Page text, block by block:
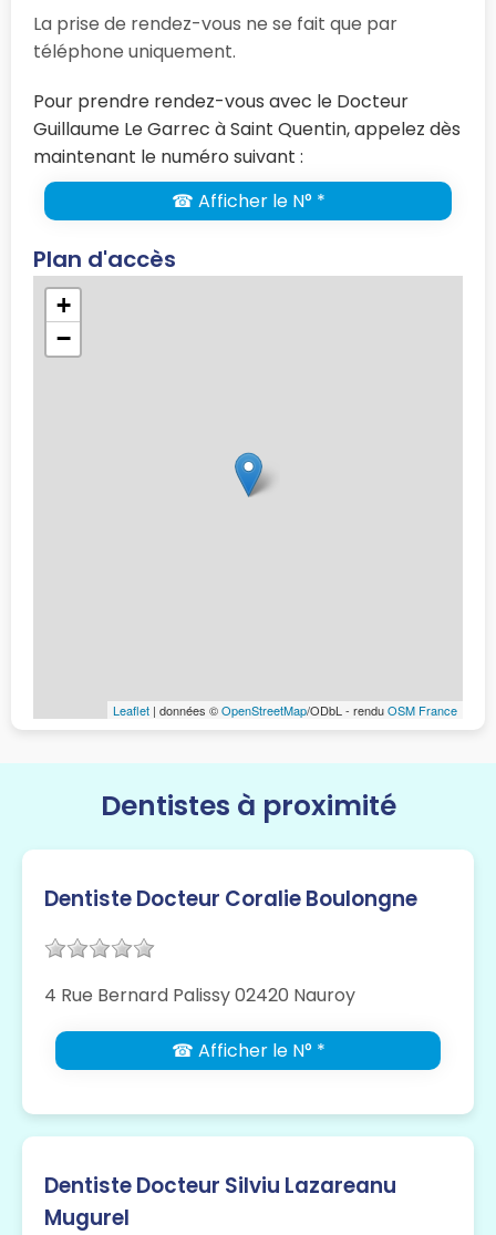
La prise de rendez-vous ne se fait que par
téléphone uniquement.
Pour prendre rendez-vous avec le Docteur
Guillaume Le Garrec à Saint Quentin, appelez dès
maintenant le numéro suivant :
☎ Afficher le N° *
Plan d'accès
+
−
Leaflet | données ©OpenStreetMap/ODbL - renduOSM France
Dentistes à proximité
Dentiste Docteur Coralie Boulongne
4 Rue Bernard Palissy 02420 Nauroy
☎ Afficher le N° *
Dentiste Docteur Silviu Lazareanu
Mugurel